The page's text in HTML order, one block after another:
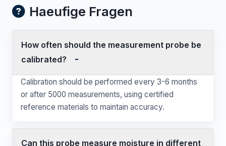
Haeufige Fragen
How often should the measurement probe be
calibrated?
Calibration should be performed every 3-6 months
or after 5000 measurements, using certified
reference materials to maintain accuracy.
Can this probe measure moisture in different